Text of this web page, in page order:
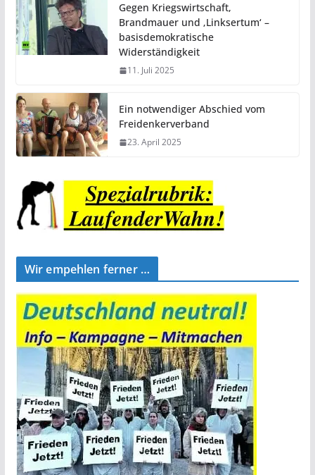
Gegen Kriegswirtschaft,
Brandmauer und ‚Linksertum‘ –
basisdemokratische
Widerständigkeit
11. Juli 2025
Ein notwendiger Abschied vom
Freidenkerverband
23. April 2025
Wir empehlen ferner …